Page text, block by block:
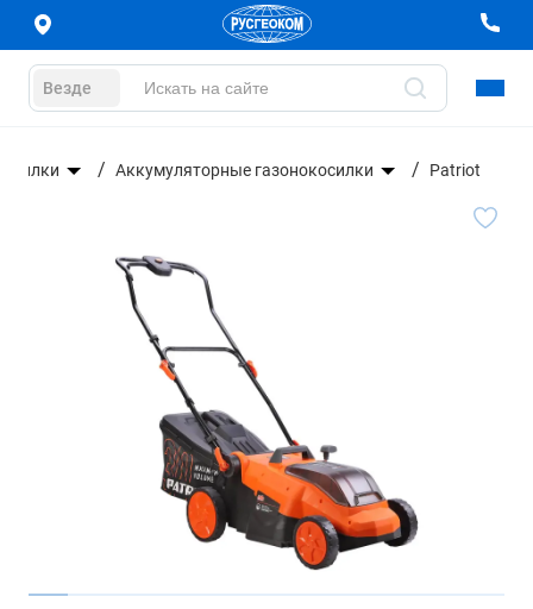
Везде
Аккумуляторные газонокосилки Patriot